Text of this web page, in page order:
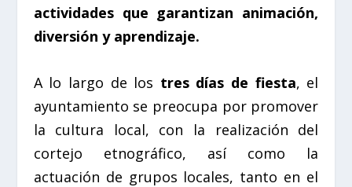
actividades que garantizan animación,
diversión y aprendizaje.
A lo largo de los tres días de fiesta, el
ayuntamiento se preocupa por promover
la cultura local, con la realización del
cortejo etnográfico, así como la
actuación de grupos locales, tanto en el